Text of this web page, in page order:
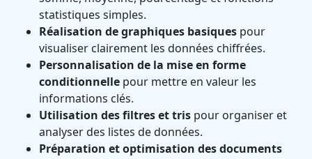
statistiques simples.
Réalisation de graphiques basiques pour
visualiser clairement les données chiffrées.
Personnalisation de la mise en forme
conditionnelle pour mettre en valeur les
informations clés.
Utilisation des filtres et tris pour organiser et
analyser des listes de données.
Préparation et optimisation des documents